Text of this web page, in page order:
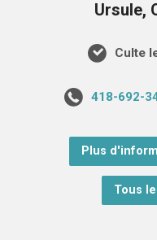
Ursule,
Culte
418-692-
Plus
Tous